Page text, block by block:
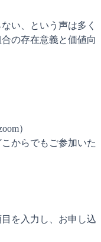
い、という声は多く
の存在意義と価値向
）
からでもご参加いた
を入力し、お申し込